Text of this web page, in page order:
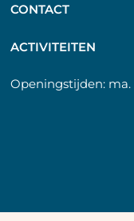
CONTACT
ACTIVITEITEN
Openingstijden: ma.